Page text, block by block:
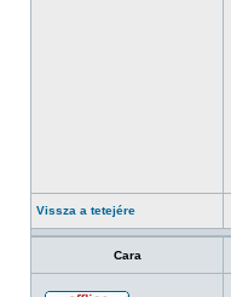
Vissza a tetejére
Cara